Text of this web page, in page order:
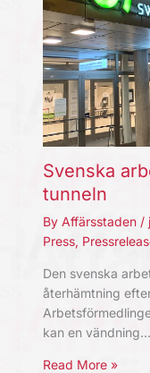
Svenska
tunneln
By Affärsstaden /
Press,
Den svenska
återhämtning
kan en vändning…
Read More »